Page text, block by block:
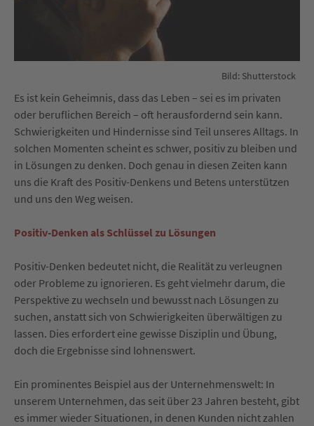
Bild: Shutterstock
Es ist kein Geheimnis, dass das Leben – sei es im privaten
oder beruflichen Bereich – oft herausfordernd sein kann.
Schwierigkeiten und Hindernisse sind Teil unseres Alltags. In
solchen Momenten scheint es schwer, positiv zu bleiben und
in Lösungen zu denken. Doch genau in diesen Zeiten kann
uns die Kraft des Positiv-Denkens und Betens unterstützen
und uns den Weg weisen.
Positiv-Denken als Schlüssel zu Lösungen
Positiv-Denken bedeutet nicht, die Realität zu verleugnen
oder Probleme zu ignorieren. Es geht vielmehr darum, die
Perspektive zu wechseln und bewusst nach Lösungen zu
suchen, anstatt sich von Schwierigkeiten überwältigen zu
lassen. Dies erfordert eine gewisse Disziplin und Übung,
doch die Ergebnisse sind lohnenswert.
Ein prominentes Beispiel aus der Unternehmenswelt: In
unserem Unternehmen, das seit über 23 Jahren besteht, gibt
es immer wieder Situationen, in denen Kunden nicht zahlen